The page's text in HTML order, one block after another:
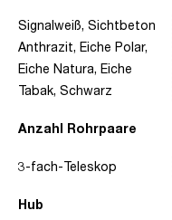
Anzahl Rohrpaare
Hub
Signalweiß, Sichtbeton
Anthrazit, Eiche Polar,
Eiche Natura, Eiche
Tabak, Schwarz
3-fach-Teleskop